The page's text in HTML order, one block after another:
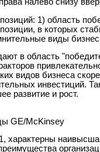
1) область
в которых
виды
в область
видов бизнеса
инвестиций.
развитие и рост.
GE/McKinsey
характерны